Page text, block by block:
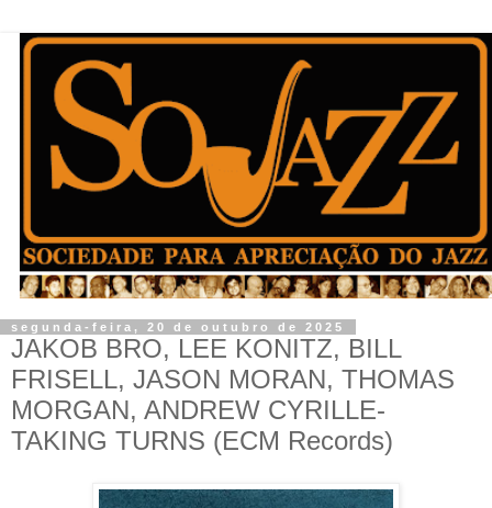
segunda-feira, 20 de outubro de 2025
JAKOB BRO, LEE KONITZ, BILL
FRISELL, JASON MORAN, THOMAS
MORGAN, ANDREW CYRILLE-
TAKING TURNS (ECM Records)